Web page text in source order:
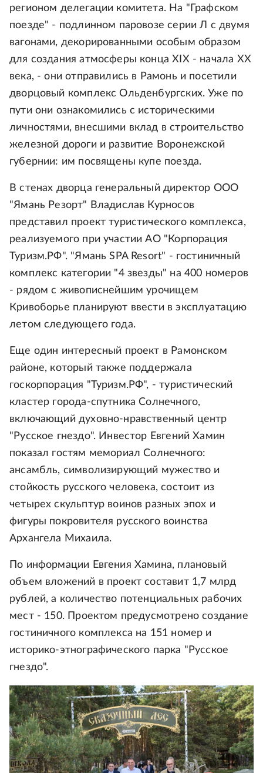
регионом делегации комитета. На "Графском
поезде" - подлинном паровозе серии Л с двумя
вагонами, декорированными особым образом
для создания атмосферы конца XIX - начала ХХ
века, - они отправились в Рамонь и посетили
дворцовый комплекс Ольденбургских. Уже по
пути они ознакомились с историческими
личностями, внесшими вклад в строительство
железной дороги и развитие Воронежской
губернии: им посвящены купе поезда.
В стенах дворца генеральный директор ООО
"Ямань Резорт" Владислав Курносов
представил проект туристического комплекса,
реализуемого при участии АО "Корпорация
Туризм.РФ". "Ямань SPA Resort" - гостиничный
комплекс категории "4 звезды" на 400 номеров
- рядом с живописнейшим урочищем
Кривоборье планируют ввести в эксплуатацию
летом следующего года.
Еще один интересный проект в Рамонском
районе, который также поддержала
госкорпорация "Туризм.РФ", - туристический
кластер города-спутника Солнечного,
включающий духовно-нравственный центр
"Русское гнездо". Инвестор Евгений Хамин
показал гостям мемориал Солнечного:
ансамбль, символизирующий мужество и
стойкость русского человека, состоит из
четырех скульптур воинов разных эпох и
фигуры покровителя русского воинства
Архангела Михаила.
По информации Евгения Хамина, плановый
объем вложений в проект составит 1,7 млрд
рублей, а количество потенциальных рабочих
мест - 150. Проектом предусмотрено создание
гостиничного комплекса на 151 номер и
историко-этнографического парка "Русское
гнездо".